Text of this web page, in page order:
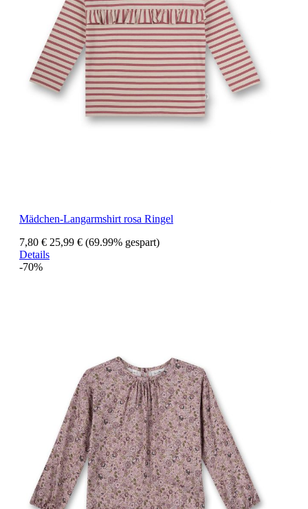
Mädchen-Langarmshirt rosa Ringel
7,80 € 25,99 € (69.99% gespart)
Details
-70%